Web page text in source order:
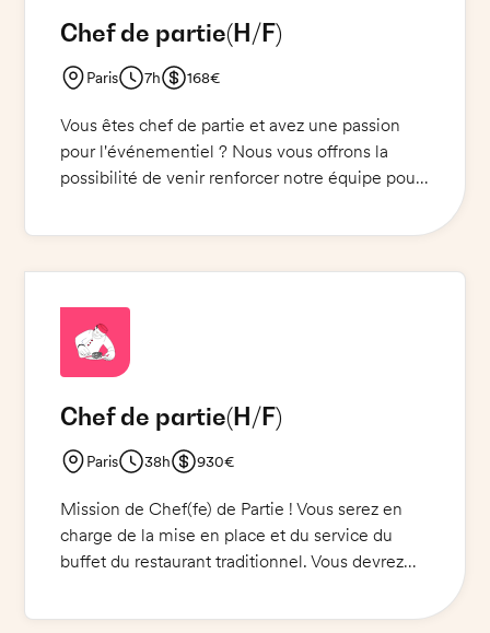
Chef de partie(H/F)
Paris 7h 168€
Vous êtes chef de partie et avez une passion
pour l'événementiel ? Nous vous offrons la
possibilité de venir renforcer notre équipe pour
plats lors de réceptions et de cérémonies. Vous
devrez également être capable de respecter les
délais et les quantités demandées.
Chef de partie(H/F)
Paris 38h 930€
Mission de Chef(fe) de Partie ! Vous serez en
charge de la mise en place et du service du
buffet du restaurant traditionnel. Vous devrez
que le buffet soit prêt pour les clients. Vous